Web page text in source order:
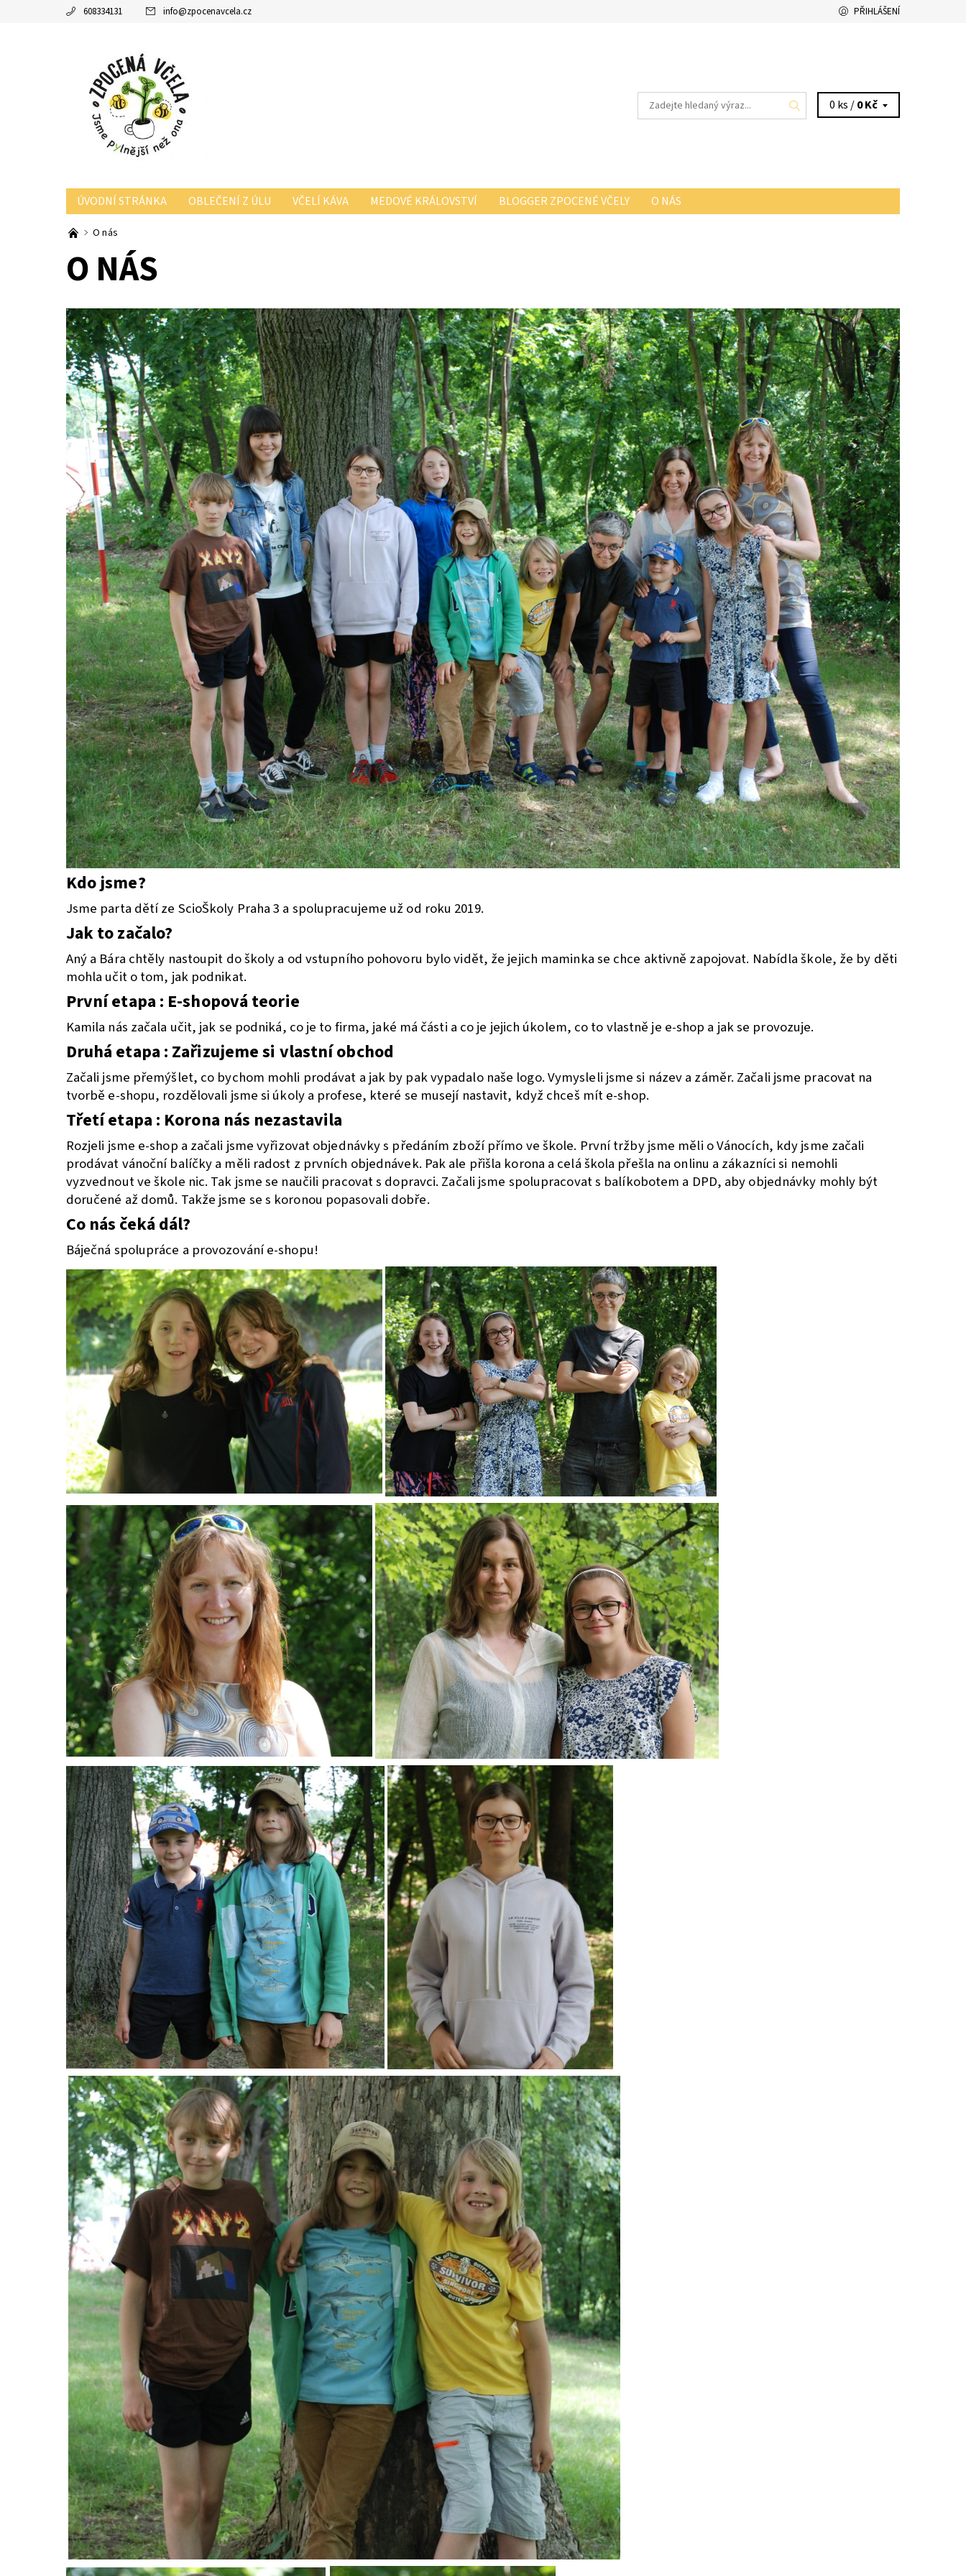
608334131 info@zpocenavcela.cz PŘIHLÁŠENÍ
0 ks /0 Kč
ÚVODNÍ STRÁNKA OBLEČENÍ Z ÚLU VČELÍ KÁVA MEDOVÉ KRÁLOVSTVÍ BLOGGER ZPOCENÉ VČELY O NÁS
O nás
O NÁS
Kdo jsme?
Jsme parta dětí ze ScioŠkoly Praha 3 a spolupracujeme už od roku 2019.
Jak to začalo?
Aný a Bára chtěly nastoupit do školy a od vstupního pohovoru bylo vidět, že jejich maminka se chce aktivně zapojovat. Nabídla škole, že by děti
mohla učit o tom, jak podnikat.
První etapa : E-shopová teorie
Kamila nás začala učit, jak se podniká, co je to firma, jaké má části a co je jejich úkolem, co to vlastně je e-shop a jak se provozuje.
Druhá etapa : Zařizujeme si vlastní obchod
Začali jsme přemýšlet, co bychom mohli prodávat a jak by pak vypadalo naše logo. Vymysleli jsme si název a záměr. Začali jsme pracovat na
tvorbě e-shopu, rozdělovali jsme si úkoly a profese, které se musejí nastavit, když chceš mít e-shop.
Třetí etapa : Korona nás nezastavila
Rozjeli jsme e-shop a začali jsme vyřizovat objednávky s předáním zboží přímo ve škole. První tržby jsme měli o Vánocích, kdy jsme začali
prodávat vánoční balíčky a měli radost z prvních objednávek. Pak ale přišla korona a celá škola přešla na onlinu a zákazníci si nemohli
vyzvednout ve škole nic. Tak jsme se naučili pracovat s dopravci. Začali jsme spolupracovat s balíkobotem a DPD, aby objednávky mohly být
doručené až domů. Takže jsme se s koronou popasovali dobře.
Co nás čeká dál?
Báječná spolupráce a provozování e-shopu!